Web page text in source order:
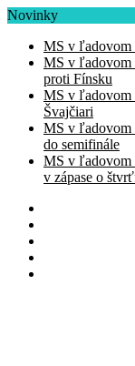
Novinky
MS v ľadovom
MS v ľadovom
proti Fínsku
MS v ľadovom
Švajčiari
MS v ľadovom
do semifinále
MS v ľadovom
v zápase o